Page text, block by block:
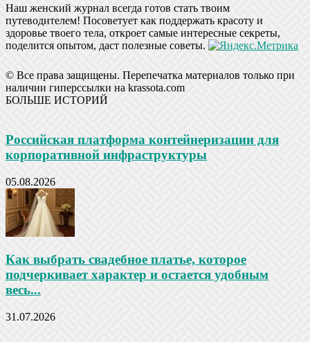
Наш женский журнал всегда готов стать твоим
путеводителем! Посоветует как поддержать красоту и
здоровье твоего тела, откроет самые интересные секреты,
поделится опытом, даст полезные советы.
© Все права защищены. Перепечатка материалов только при
наличии гиперссылки на krassota.com
БОЛЬШЕ ИСТОРИЙ
Российская платформа контейнеризации для
корпоративной инфраструктуры
05.08.2026
Как выбрать свадебное платье, которое
подчеркивает характер и остается удобным
весь...
31.07.2026